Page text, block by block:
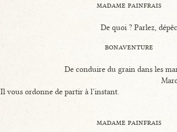
madame painfrais
De quoi ? Parlez,
bonaventure
De conduire du grain dans les
Il vous ordonne de partir à l’instant.
madame painfrais